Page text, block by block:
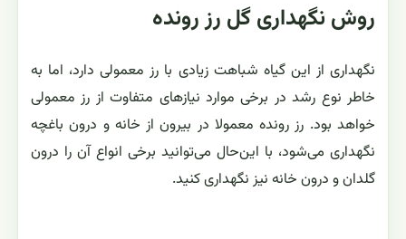
روش نگهداری گل رز رونده
نگهداری از این گیاه شباهت‌ زیادی با رز معمولی دارد، اما به
خاطر نوع رشد در برخی موارد نیاز‌های متفاوت از رز معمولی
خواهد بود. رز رونده معمولا در بیرون از خانه و درون باغچه
نگهداری می‌شود، با این‌حال می‌توانید برخی انواع آن را درون
گلدان و درون خانه نیز نگهداری کنید.